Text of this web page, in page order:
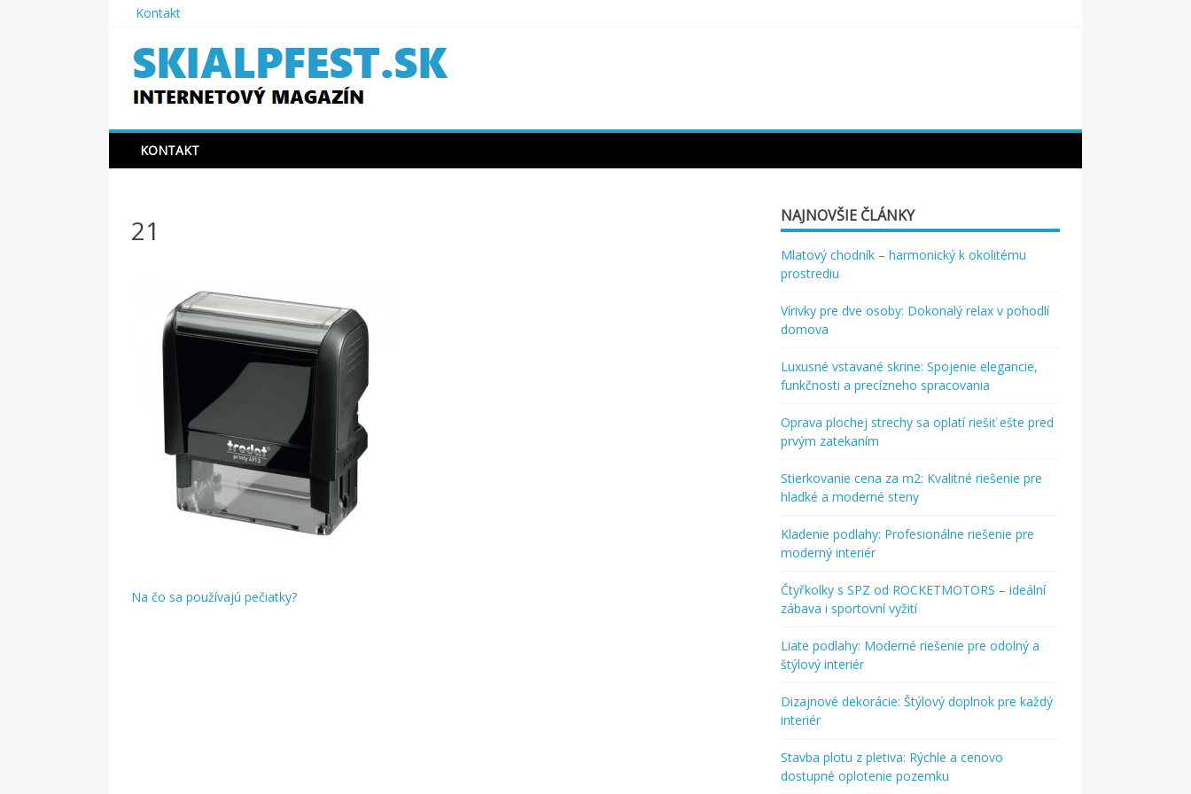
content
Kontakt
SKIAPLFEST.SK
KONTAKT
21
Na čo sa používajú pečiatky?
NAJNOVŠIE ČLÁNKY
Mlatový chodník – harmonický k okolitému
prostrediu
Vírivky pre dve osoby: Dokonalý relax v pohodlí
domova
Luxusné vstavané skrine: Spojenie elegancie,
funkčnosti a precízneho spracovania
Oprava plochej strechy sa oplatí riešiť ešte pred
prvým zatekaním
Stierkovanie cena za m2: Kvalitné riešenie pre
hladké a moderné steny
Kladenie podlahy: Profesionálne riešenie pre
moderný interiér
Čtyřkolky s SPZ od ROCKETMOTORS – ideální
zábava i sportovní vyžití
Liate podlahy: Moderné riešenie pre odolný a
štýlový interiér
Dizajnové dekorácie: Štýlový doplnok pre každý
interiér
Stavba plotu z pletiva: Rýchle a cenovo
dostupné oplotenie pozemku